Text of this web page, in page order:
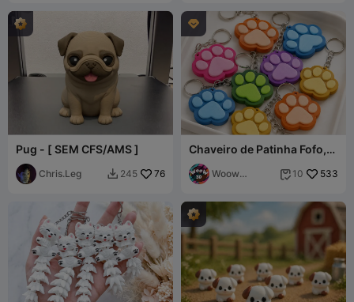
Pug - [ SEM CFS/AMS ]
Chris.Leg  245 76

Chaveiro de Patinha Fofo,
Surpresa para Amantes de
Animais
Woow
 10 533